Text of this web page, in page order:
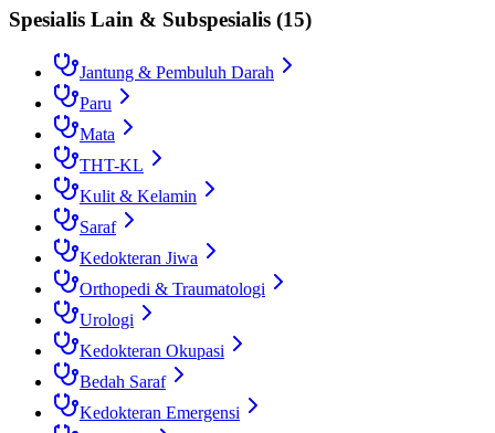
Spesialis Lain & Subspesialis (15)
Jantung & Pembuluh Darah
Paru
Mata
THT-KL
Kulit & Kelamin
Saraf
Kedokteran Jiwa
Orthopedi & Traumatologi
Urologi
Kedokteran Okupasi
Bedah Saraf
Kedokteran Emergensi